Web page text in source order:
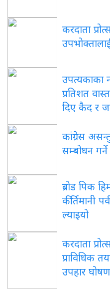
करदाता
उपत्यकाका
प्रतिशत
दिए कैद र
कांग्रेस
सम्बोधन गर्ने
ब्रोड पिक
कीर्तिमानी
ल्याइयो
करदाता
प्राविधिक
उपहार